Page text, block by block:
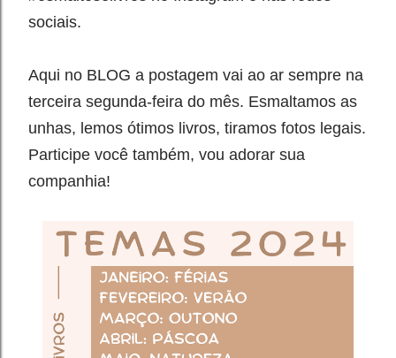
sociais.
Aqui no BLOG a postagem vai ao ar sempre na
terceira segunda-feira do mês. Esmaltamos as
unhas, lemos ótimos livros, tiramos fotos legais.
Participe você também, vou adorar sua
companhia!